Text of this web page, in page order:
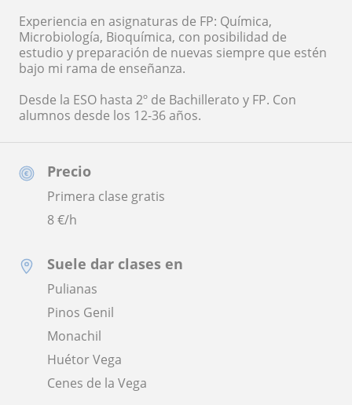
Precio
Primera clase gratis
8€/h
Suele dar clases en
Pulianas
Pinos Genil
Monachil
Huétor Vega
Cenes de la Vega
Experiencia en asignaturas de FP: Química,
Microbiología, Bioquímica, con posibilidad de
estudio y preparación de nuevas siempre que estén
bajo mi rama de enseñanza.
Desde la ESO hasta 2º de Bachillerato y FP. Con
alumnos desde los 12-36 años.